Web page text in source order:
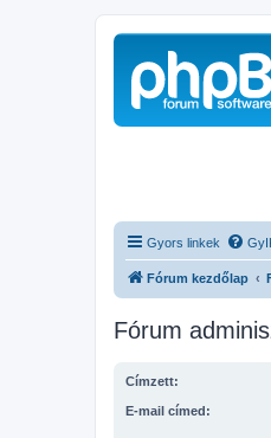
Gyors linkek
Fórum kezdőlap
Fórum
Címzett:
E-mail címed: